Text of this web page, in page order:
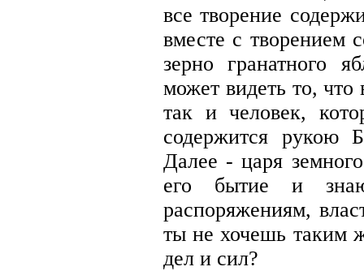
все творение
вместе с творением
зерно гранатного
может видеть то,
так и человек,
содержится рукою
Далее - царя
его бытие и
распоряжениям,
ты не хочешь таким
дел и сил?